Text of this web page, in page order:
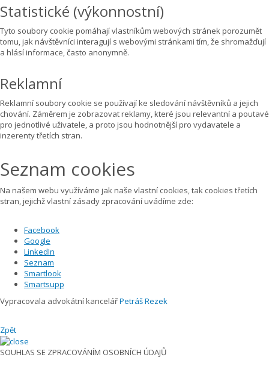
Statistické (výkonnostní)
Tyto soubory cookie pomáhají vlastníkům webových stránek porozumět
tomu, jak návštěvníci interagují s webovými stránkami tím, že shromažďují
a hlásí informace, často anonymně.
Reklamní
Reklamní soubory cookie se používají ke sledování návštěvníků a jejich
chování. Záměrem je zobrazovat reklamy, které jsou relevantní a poutavé
pro jednotlivé uživatele, a proto jsou hodnotnější pro vydavatele a
inzerenty třetích stran.
Seznam cookies
Na našem webu využíváme jak naše vlastní cookies, tak cookies třetích
stran, jejichž vlastní zásady zpracování uvádíme zde:
Facebook
Google
LinkedIn
Seznam
Smartlook
Smartsupp
Vypracovala advokátní kancelářPetráš Rezek
Zpět
SOUHLAS SE ZPRACOVÁNÍM OSOBNÍCH ÚDAJŮ